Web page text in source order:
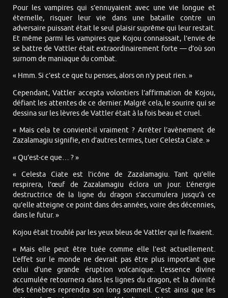
Pour les vampires qui s’ennuyaient avec une vie longue et
éternelle, risquer leur vie dans une bataille contre un
adversaire puissant était le seul plaisir suprême qui leur restait.
Et même parmi les vampires que Kojou connaissait, l’envie de
se battre de Vattler était extraordinairement forte — d’où son
surnom de maniaque du combat.
« Hmm. Si c’est ce que tu penses, alors on n’y peut rien. »
Cependant, Vattler accepta volontiers l’affirmation de Kojou,
défiant les attentes de ce dernier. Malgré cela, le sourire qui se
dessina sur les lèvres de Vattler était à la fois beau et cruel.
« Mais cela te convient-il vraiment ? Arrêter l’avènement de
Zazalamagiu signifie, en d’autres termes, tuer Celesta Ciate. »
« Qu’est-ce que… ? »
« Celesta Ciate est l’icône de Zazalamagiu. Tant qu’elle
respirera, l’œuf de Zazalamagiu éclora un jour. L’énergie
destructrice de la ligne du dragon s’accumulera jusqu’à ce
qu’elle atteigne ce point dans des années, voire des décennies,
dans le futur. »
Kojou était troublé par les yeux bleus de Vattler qui le fixaient.
« Mais elle peut être tuée comme elle l’est actuellement.
L’effet sur le monde ne devrait pas être plus important que
celui d’une grande éruption volcanique. L’essence divine
accumulée retournera dans les lignes du dragon, et la divinité
des ténèbres reprendra son long sommeil. C’est ainsi que les